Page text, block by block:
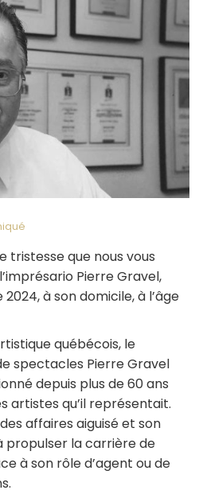
tristesse que nous vous
Pierre Gravel,
à son domicile, à l’âge
québécois, le
spectacles Pierre Gravel
depuis plus de 60 ans
artistes qu’il représentait.
affaires aiguisé et son
propulser la carrière de
à son rôle d’agent ou de